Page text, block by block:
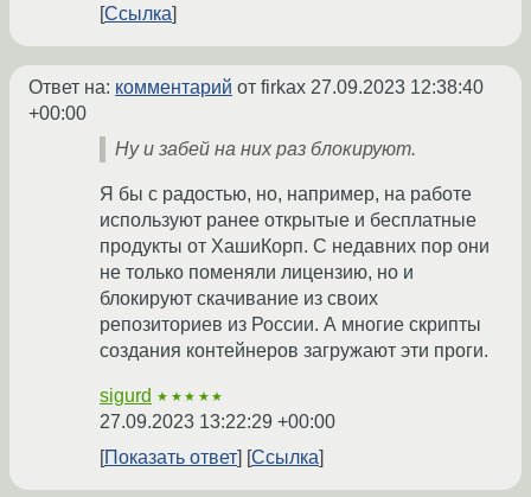
Ссылка
Ответ на: комментарий от firkax 27.09.2023 12:38:40
+00:00
Ну и забей на них раз блокируют.
Я бы с радостью, но, например, на работе
используют ранее открытые и бесплатные
продукты от ХашиКорп. С недавних пор они
не только поменяли лицензию, но и
блокируют скачивание из своих
репозиториев из России. А многие скрипты
создания контейнеров загружают эти проги.
sigurd ★★★★★
27.09.2023 13:22:29 +00:00
Показать ответ
Ссылка